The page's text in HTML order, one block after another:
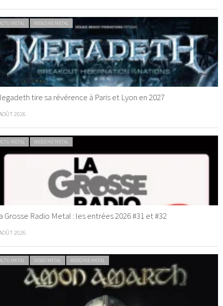
METAL WEBZINE METAL
tire sa révérence à Paris et Lyon en 2027
2026
METAL WEBZINE METAL
Grosse Radio Metal : les entrées 2026 #31 et #32
2026
METAL VIDEO METAL WEBZINE METAL